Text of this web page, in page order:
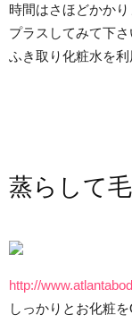
時間はさほどかか
プラスしてみて下さ
ふき取り化粧水を
蒸らして
http://
しっかりとお化粧